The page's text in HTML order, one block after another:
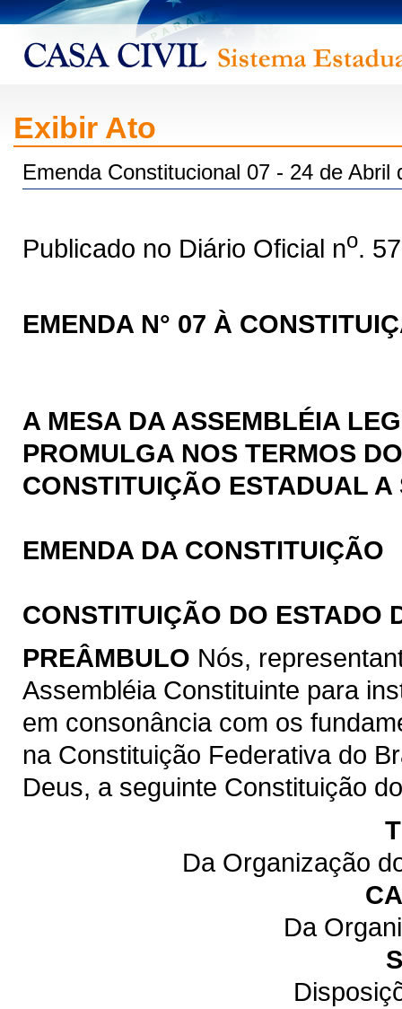
Exibir Ato
Emenda Constitucional 07 - 24 de Abril
Publicado no Diário Oficial no.
EMENDA N° 07 À
A MESA DA ASSEMBLÉIA
PROMULGA NOS TERMOS
CONSTITUIÇÃO ESTADUAL A
EMENDA DA CONSTITUIÇÃO
CONSTITUIÇÃO DO ESTADO
PREÂMBULO Nós,
Assembléia Constituinte para
em consonância com os
na Constituição Federativa do
Deus, a seguinte Constituição
Da Organização
Da